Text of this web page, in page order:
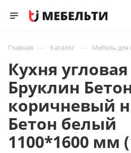
Главная — Каталог — Мебель для
Кухня угловая
Бруклин
коричневый
Бетон белый
1100*1600 мм